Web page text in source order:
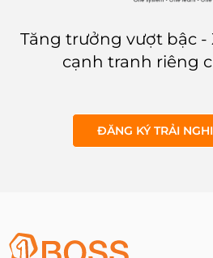
Tăng trưởng vượt bậc -
cạnh tranh riêng
ĐĂNG KÝ TRẢI